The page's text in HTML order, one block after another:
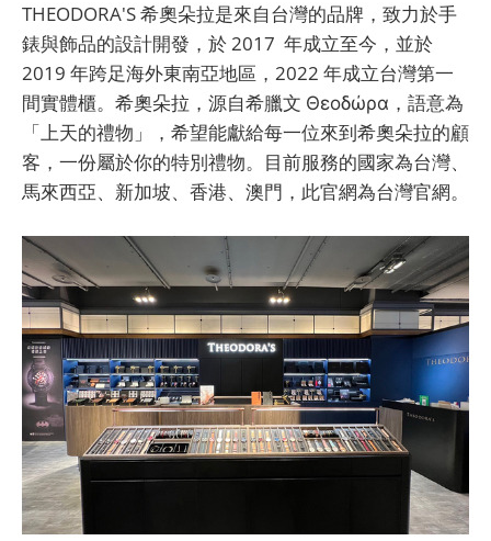
THEODORA'S 希奧朵拉是來自台灣的品牌，致力於手
錶與飾品的設計開發，於 2017 年成立至今，並於
2019 年跨足海外東南亞地區，2022 年成立台灣第一
間實體櫃。希奧朵拉，源自希臘文 Θεοδώρα，語意為
「上天的禮物」，希望能獻給每一位來到希奧朵拉的顧
客，一份屬於你的特別禮物。目前服務的國家為台灣、
馬來西亞、新加坡、香港、澳門，此官網為台灣官網。